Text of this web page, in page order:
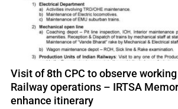
Visit of 8th CPC to observe
Railway operations – IRTSA
enhance itinerary